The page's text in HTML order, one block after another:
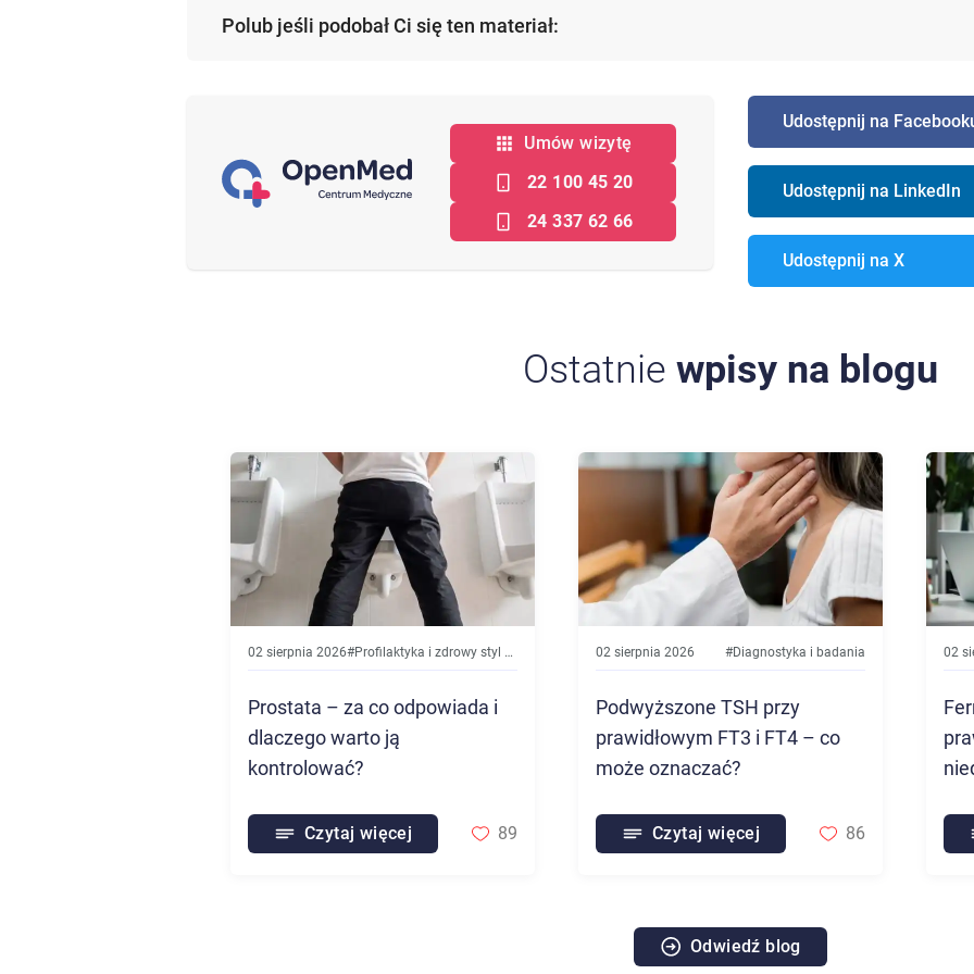
Polub jeśli podobał Ci się ten materiał:
Umów wizytę
22 100 45 20
24 337 62 66
Udostępnij na
Udostępnij na LinkedIn
Udostępnij na X
Ostatnie wpisy na blogu
02 sierpnia 2026#Profilaktyka i zdrowy styl życia
Prostata – za co odpowiada i
dlaczego warto ją
kontrolować?
Czytaj więcej 89
02 sierpnia 2026 #Diagnostyka i badania
Podwyższone TSH przy
prawidłowym FT3 i FT4 – co
może oznaczać?
Czytaj więcej 86
02
Odwiedź blog